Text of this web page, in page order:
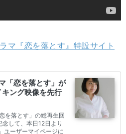
マ『恋を落とす』特設サイト